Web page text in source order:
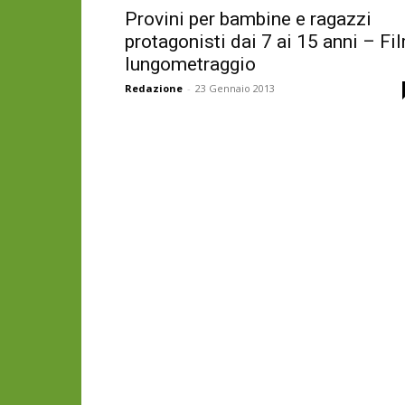
Provini per bambine e ragazzi
protagonisti dai 7 ai 15 anni –
lungometraggio
Redazione - 23 Gennaio 2013